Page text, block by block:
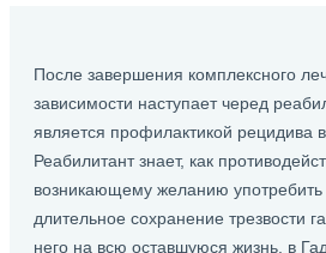
После завершения комплексного
зависимости наступает черед
является профилактикой рецидива
Реабилитант знает, как
возникающему желанию употребить
длительное сохранение трезвости
него на всю оставшуюся жизнь. в